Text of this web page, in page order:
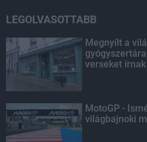
LEGOLVASOTTABB
Megnyílt a
verseket
MotoGP -
világbajnoki